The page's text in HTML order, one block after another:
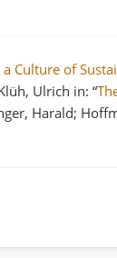
Culture of
Ulrich in: “
Harald;